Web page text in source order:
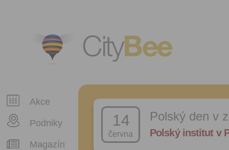
CityBee
Akce
Podniky
Magazín
14
června
Polský den v
Polský institut v